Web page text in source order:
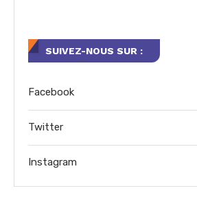
SUIVEZ-NOUS SUR :
Facebook
Twitter
Instagram